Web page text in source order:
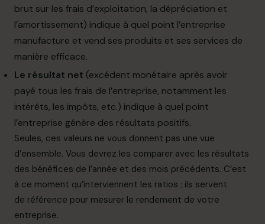
brut sur les frais d’exploitation, la dépréciation et
l’amortissement) indique à quel point l’entreprise
manufacture et vend ses produits et ses services de
manière efficace.
Le résultat net (excédent monétaire après avoir
payé tous les frais de l’entreprise, notamment les
intérêts, les impôts, etc.) indique à quel point
l’entreprise génère des résultats positifs.
Seules, ces valeurs ne vous donnent pas une vue
d’ensemble. Vous devrez les comparer avec les résultats
des bénéfices de l’année et des mois précédents. C’est
à ce moment qu’interviennent les ratios : ils servent
de référence pour mesurer le rendement de votre
entreprise.